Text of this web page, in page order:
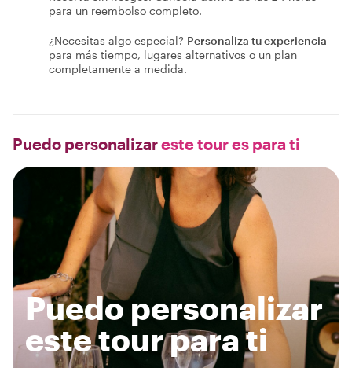
para un reembolso completo.
¿Necesitas algo especial? Personaliza tu experiencia
para más tiempo, lugares alternativos o un plan
completamente a medida.
Puedo personalizareste tour es para ti
Puedo personalizar
este tour para ti